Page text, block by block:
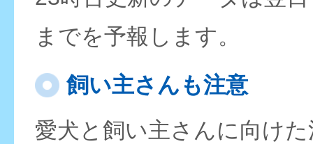
までを予報します。
飼い主さんも注意
愛犬と飼い主さんに向け